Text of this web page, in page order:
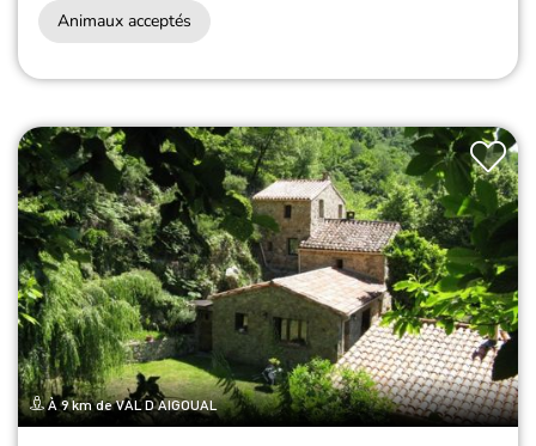
Animaux acceptés
À 9 km de VAL D AIGOUAL